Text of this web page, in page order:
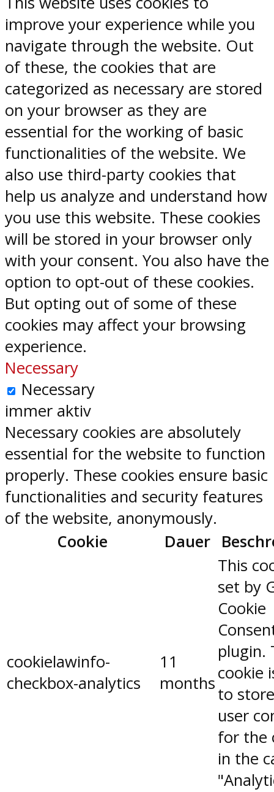
improve your experience while you
navigate through the website. Out
of these, the cookies that are
categorized as necessary are stored
on your browser as they are
essential for the working of basic
functionalities of the website. We
also use third-party cookies that
help us analyze and understand how
you use this website. These cookies
will be stored in your browser only
with your consent. You also have the
option to opt-out of these cookies.
But opting out of some of these
cookies may affect your browsing
experience.
Necessary
Necessary
immer aktiv
Necessary cookies are absolutely
essential for the website to function
properly. These cookies ensure basic
functionalities and security features
of the website, anonymously.
Cookie
Dauer
cookielawinfo-
checkbox-analytics
11
months
This
set by
Cookie
plugin.
cookie
to
user
for the
in the